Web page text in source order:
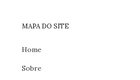
MAPA DO SITE
Home
Sobre